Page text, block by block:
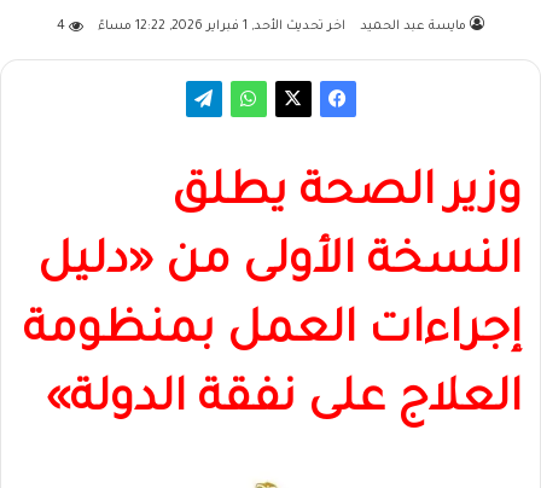
مايسة عبد الحميد اخر تحديث الأحد, 1 فبراير 2026, 12:22 مساءً 4
وزير الصحة يطلق
النسخة الأولى من «دليل
إجراءات العمل بمنظومة
العلاج على نفقة الدولة»